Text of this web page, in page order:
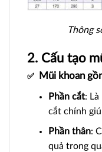
Thông
2. Cấu tạo
✅ Mũi khoan
Phần cắt: Là
cắt chính
Phần thân:
quả trong